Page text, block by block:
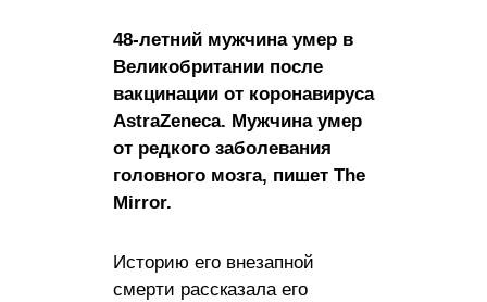
48-летний мужчина умер в
Великобритании после
вакцинации от коронавируса
AstraZeneca. Мужчина умер
от редкого заболевания
головного мозга, пишет The
Mirror.
Историю его внезапной
смерти рассказала его